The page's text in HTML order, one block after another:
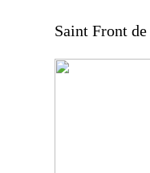
Saint Front de